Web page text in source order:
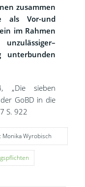
zusammen
als Vor-und
im Rahmen
unterbunden
„Die sieben
GoBD in die
S. 922
Monika Wyrobisch